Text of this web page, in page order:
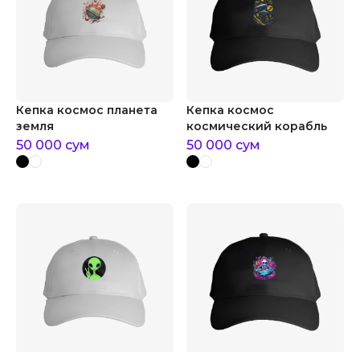
Кепка космос планета
земля
50 000 сум
Кепка космос
космический корабль
50 000 сум